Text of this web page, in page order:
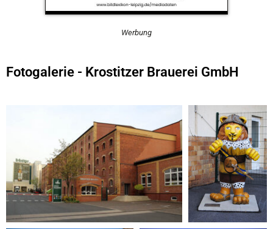
Werbung
Fotogalerie - Krostitzer Brauerei GmbH